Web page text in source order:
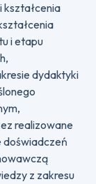
kształcenia
i etapu
dydaktyki
realizowane
doświadczeń
z zakresu